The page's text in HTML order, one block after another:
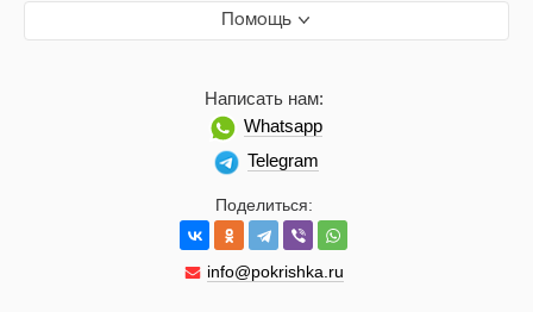
Помощь
Поделиться:
info@pokrishka.ru
Написать нам:
Whatsapp
Telegram